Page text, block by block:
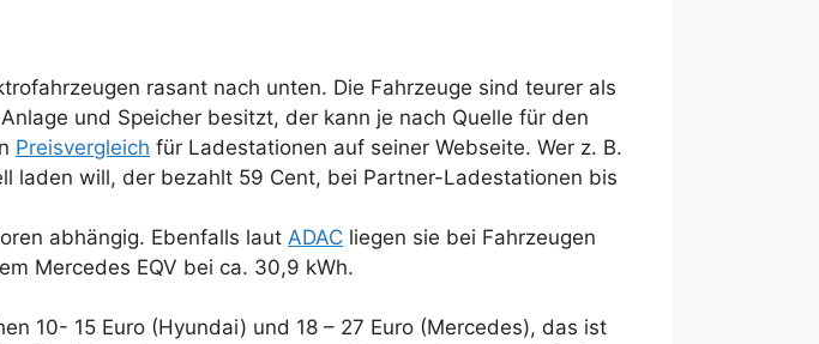
rasant nach unten. Die Fahrzeuge sind teurer als
und Speicher besitzt, der kann je nach Quelle für den
Preisvergleich für Ladestationen auf seiner Webseite. Wer z. B.
laden will, der bezahlt 59 Cent, bei Partner-Ladestationen bis
abhängig. Ebenfalls laut ADAC liegen sie bei Fahrzeugen
Mercedes EQV bei ca. 30,9 kWh.
10- 15 Euro (Hyundai) und 18 – 27 Euro (Mercedes), das ist